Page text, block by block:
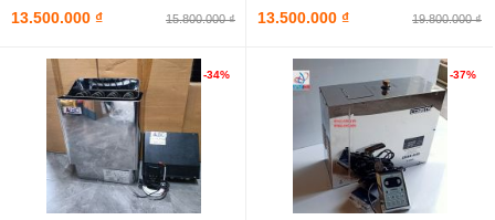
13.500.000 ₫ 15.800.000 ₫ 13.500.000 ₫ 19.800.000 ₫
-34% -37%